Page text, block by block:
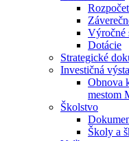
Rozpočet
Výročné
Dotácie
Strategické
Investičná
Obnova
mestom
Školstvo
Školy a